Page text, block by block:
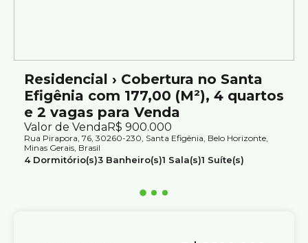
Estrutura do Prédio:
Prédio revestido
Guarita
Gás canalizado
Elevador
Residencial › Cobertura no Santa
Efigênia com 177,00 (M²), 4 quartos
e 2 vagas para Venda
R$ 900.000
Valor de Venda
Rua Pirapora, 76, 30260-230, Santa Efigênia, Belo Horizonte,
Minas Gerais, Brasil
4 Dormitório(s)3 Banheiro(s)1 Sala(s)1 Suíte(s)